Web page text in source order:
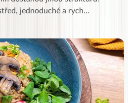
jednoduché a rych...